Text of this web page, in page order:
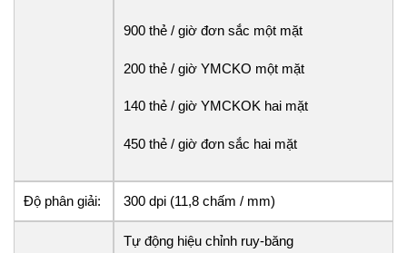
900 thẻ / giờ đơn sắc một mặt
200 thẻ / giờ YMCKO một mặt
140 thẻ / giờ YMCKOK hai mặt
450 thẻ / giờ đơn sắc hai mặt
Độ phân giải: 300 dpi (11,8 chấm / mm)
Tự động hiệu chỉnh ruy-băng